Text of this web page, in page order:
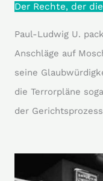
Der Rechte, der
Paul-Ludwig U.
Anschläge auf
seine
die Terrorpläne
der